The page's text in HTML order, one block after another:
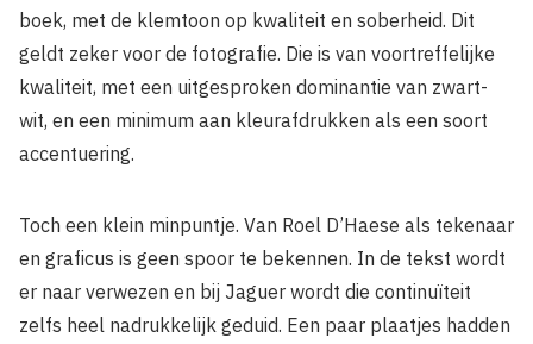
boek, met de klemtoon op kwaliteit en soberheid. Dit
geldt zeker voor de fotografie. Die is van voortreffelijke
kwaliteit, met een uitgesproken dominantie van zwart-
wit, en een minimum aan kleurafdrukken als een soort
accentuering.
Toch een klein minpuntje. Van Roel D’Haese als tekenaar
en graficus is geen spoor te bekennen. In de tekst wordt
er naar verwezen en bij Jaguer wordt die continuïteit
zelfs heel nadrukkelijk geduid. Een paar plaatjes hadden